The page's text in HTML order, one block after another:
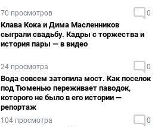
70 просмотров 0
Клава Кока и Дима Масленников
сыграли свадьбу. Кадры с торжества и
история пары — в видео
24 просмотра 0
Вода совсем затопила мост. Как поселок
под Тюменью переживает паводок,
которого не было в его истории —
репортаж
104 просмотра 0